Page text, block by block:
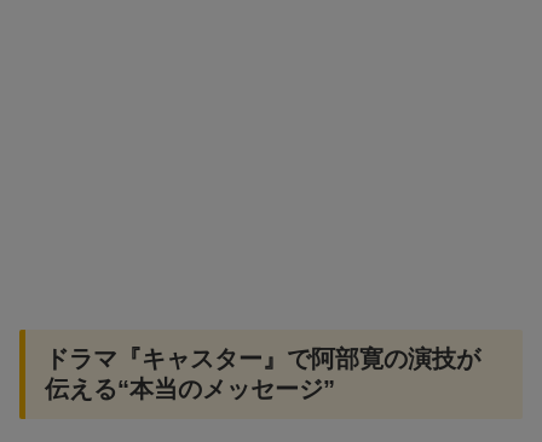
ドラマ『キャスター』で阿部寛の演技が
伝える“本当のメッセージ”